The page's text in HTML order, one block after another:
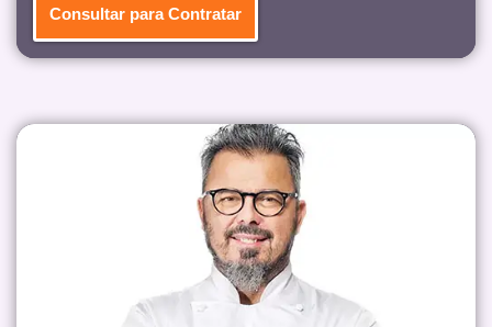
Consultar para Contratar